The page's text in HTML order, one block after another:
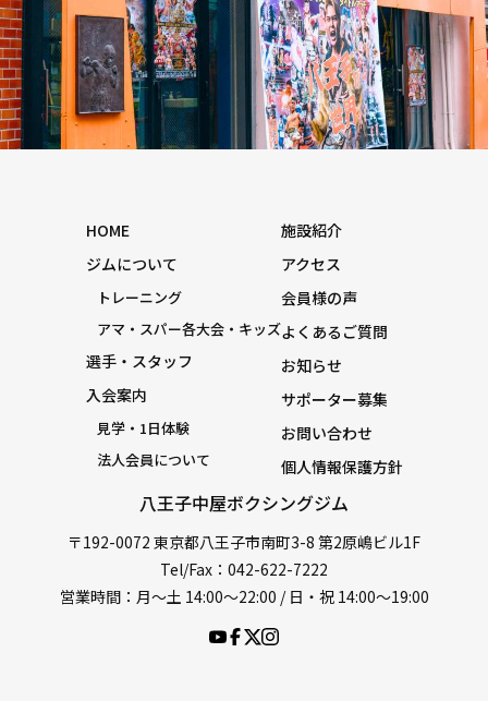
八王子中屋ボクシングジム
〒192-0072 東京都八王子市南町3-8 第2原嶋ビル1F
Tel/Fax：042-622-7222
営業時間：月〜土 14:00〜22:00 / 日・祝 14:00〜19:00
HOME
ジムについて
トレーニング
アマ・スパー各大会・キッズ
選手・スタッフ
入会案内
見学・1日体験
法人会員について
施設紹介
アクセス
会員様の声
よくあるご質問
お知らせ
サポーター募集
お問い合わせ
個人情報保護方針